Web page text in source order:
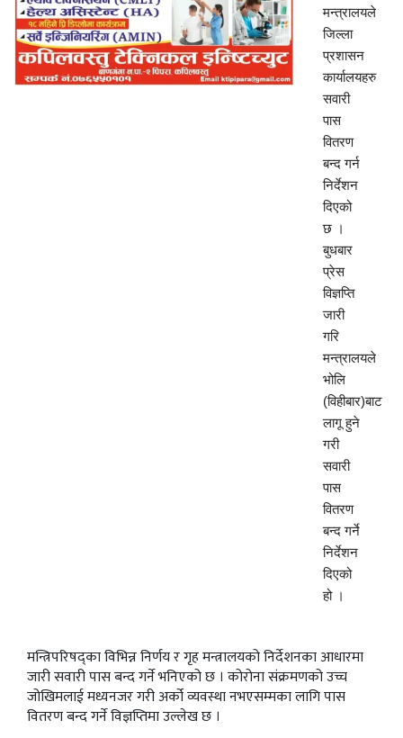
मन्त्रालयले
जिल्ला
प्रशासन
कार्यालयहरु
सवारी
पास
वितरण
बन्द गर्न
निर्देशन
दिएको
छ ।
बुधबार
प्रेस
विज्ञप्ति
जारी
गरि
मन्त्रालयले
भोलि
(विहीबार)बाट
लागू हुने
गरी
सवारी
पास
वितरण
बन्द गर्ने
निर्देशन
दिएको
हो ।
मन्त्रिपरिषद्का विभिन्न निर्णय र गृह मन्त्रालयको निर्देशनका आधारमा
जारी सवारी पास बन्द गर्ने भनिएको छ । कोरोना संक्रमणको उच्च
जोखिमलाई मध्यनजर गरी अर्को व्यवस्था नभएसम्मका लागि पास
वितरण बन्द गर्ने विज्ञप्तिमा उल्लेख छ ।